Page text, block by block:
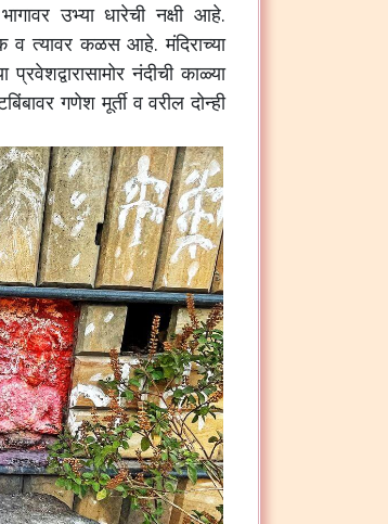
भागावर उभ्या धारेची नक्षी आहे.
व त्यावर कळस आहे.मंदिराच्या
प्रवेशद्वारासामोर नंदीची काळ्या
गणेश मूर्ती व वरील दोन्ही